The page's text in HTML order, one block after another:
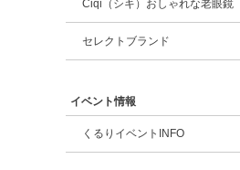
Ciqi（シキ）おしゃれな老眼鏡
セレクトブランド
イベント情報
くるりイベントINFO